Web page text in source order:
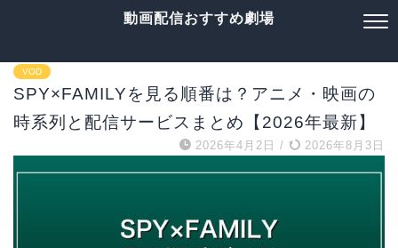
動画配信おすすめ劇場
VOD
SPY×FAMILYを見る順番は？アニメ・映画の
時系列と配信サービスまとめ【2026年最新】
2026年4月2日 / 2026年8月3日